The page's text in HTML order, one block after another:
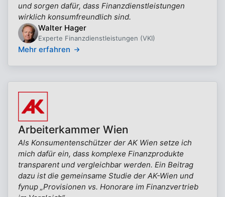
und sorgen dafür, dass Finanzdienstleistungen
wirklich konsumfreundlich sind.
Walter Hager
Experte Finanzdienstleistungen (VKI)
Mehr erfahren
Arbeiterkammer Wien
Als Konsumentenschützer der AK Wien setze ich
mich dafür ein, dass komplexe Finanzprodukte
transparent und vergleichbar werden. Ein Beitrag
dazu ist die gemeinsame Studie der AK-Wien und
fynup „Provisionen vs. Honorare im Finanzvertrieb